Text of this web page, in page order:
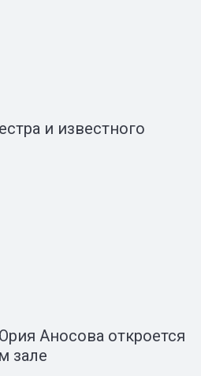
и известного
Аносова откроется
зале